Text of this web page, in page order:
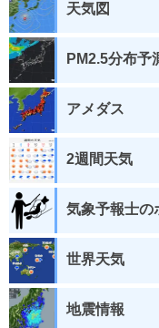
天気図
PM2.5分布予
アメダス
2週間天気
気象予報士の
世界天気
地震情報